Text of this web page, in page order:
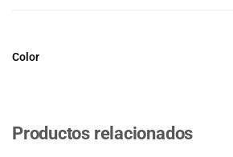
Color
Productos relacionados